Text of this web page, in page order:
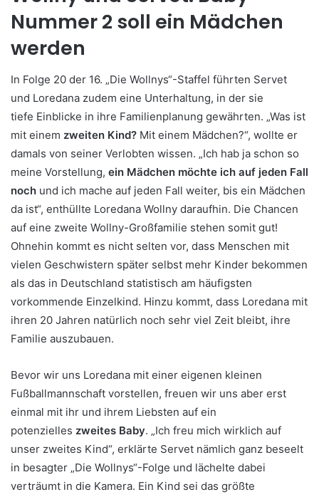
Nummer 2 soll ein Mädchen
werden
In Folge 20 der 16. „Die Wollnys“-Staffel führten Servet
und Loredana zudem eine Unterhaltung, in der sie
tiefe Einblicke in ihre Familienplanung gewährten. „Was ist
mit einem zweiten Kind? Mit einem Mädchen?“, wollte er
damals von seiner Verlobten wissen. „Ich hab ja schon so
meine Vorstellung, ein Mädchen möchte ich auf jeden Fall
noch und ich mache auf jeden Fall weiter, bis ein Mädchen
da ist“, enthüllte Loredana Wollny daraufhin. Die Chancen
auf eine zweite Wollny-Großfamilie stehen somit gut!
Ohnehin kommt es nicht selten vor, dass Menschen mit
vielen Geschwistern später selbst mehr Kinder bekommen
als das in Deutschland statistisch am häufigsten
vorkommende Einzelkind. Hinzu kommt, dass Loredana mit
ihren 20 Jahren natürlich noch sehr viel Zeit bleibt, ihre
Familie auszubauen.
Bevor wir uns Loredana mit einer eigenen kleinen
Fußballmannschaft vorstellen, freuen wir uns aber erst
einmal mit ihr und ihrem Liebsten auf ein
potenzielles zweites Baby. „Ich freu mich wirklich auf
unser zweites Kind“, erklärte Servet nämlich ganz beseelt
in besagter „Die Wollnys“-Folge und lächelte dabei
verträumt in die Kamera. Ein Kind sei das größte